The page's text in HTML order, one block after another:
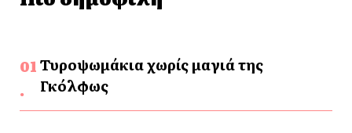
Τυροψωμάκια χωρίς μαγιά της
Γκόλφως